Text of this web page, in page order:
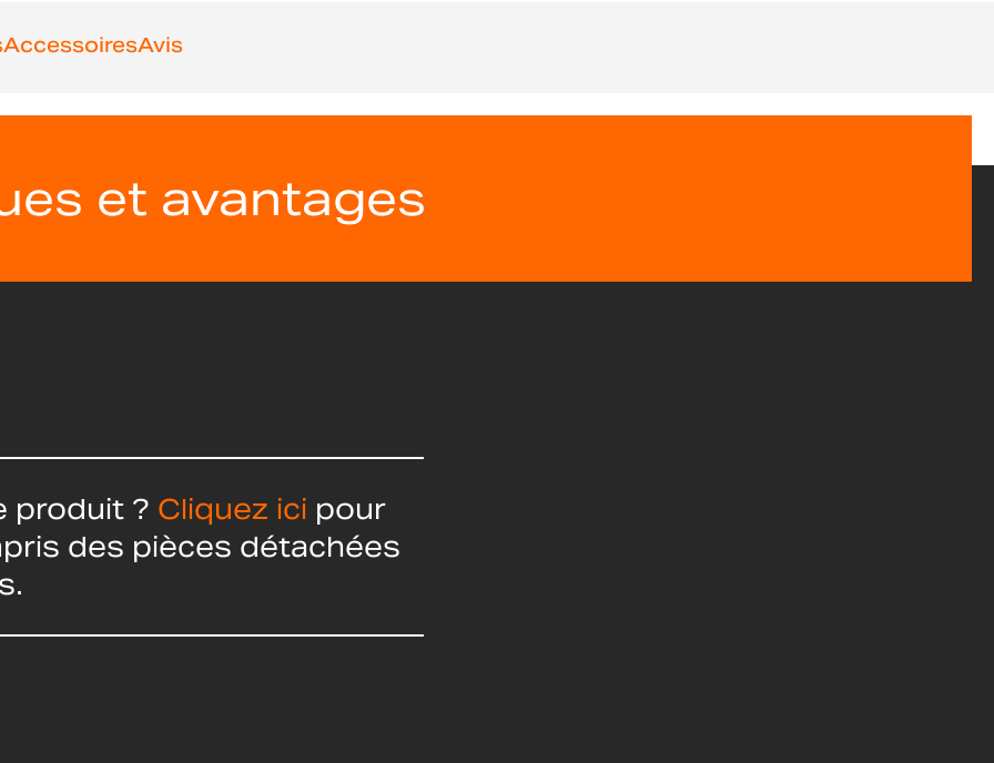
AccessoiresAvis
et avantages
produit ? Cliquez ici pour
des pièces détachées